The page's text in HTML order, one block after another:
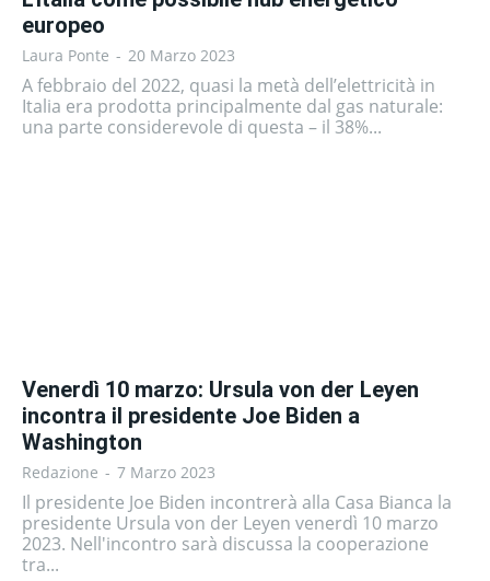
europeo
Laura Ponte - 20 Marzo 2023
A febbraio del 2022, quasi la metà dell’elettricità in
Italia era prodotta principalmente dal gas naturale:
una parte considerevole di questa – il 38%...
Venerdì 10 marzo: Ursula von der Leyen
incontra il presidente Joe Biden a
Washington
Redazione - 7 Marzo 2023
Il presidente Joe Biden incontrerà alla Casa Bianca la
presidente Ursula von der Leyen venerdì 10 marzo
2023. Nell'incontro sarà discussa la cooperazione
tra...